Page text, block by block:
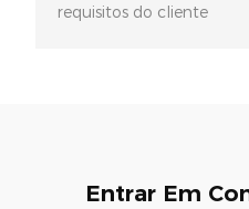
requisitos do cliente
Entrar Em